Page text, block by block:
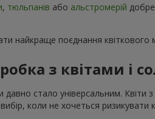
, тюльпанів або альстромерій
найкраще поєднання
з квітами і
давно стало універсальним.
коли не хочеться